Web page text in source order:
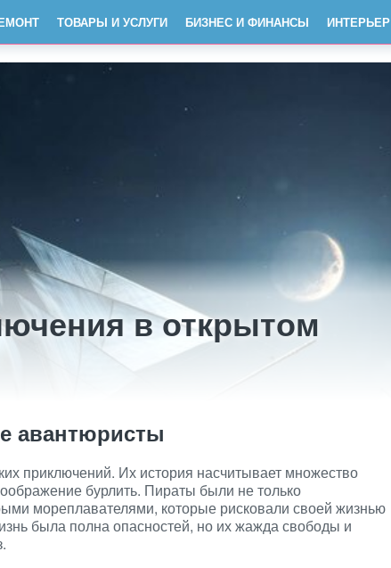
ТОВАРЫ И УСЛУГИ БИЗНЕС И ФИНАНСЫ ИНТЕРЬЕР
в открытом
авантюристы
приключений. Их история насчитывает множество
бурлить. Пираты были не только
мореплавателями, которые рисковали своей жизнью
была полна опасностей, но их жажда свободы и